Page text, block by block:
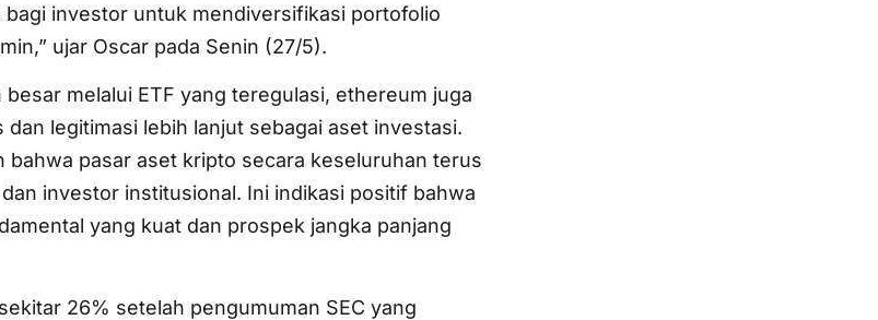
investor untuk mendiversifikasi portofolio
ujar Oscar pada Senin (27/5).
melalui ETF yang teregulasi, ethereum juga
legitimasi lebih lanjut sebagai aset investasi.
bahwa pasar aset kripto secara keseluruhan terus
investor institusional. Ini indikasi positif bahwa
yang kuat dan prospek jangka panjang
26% setelah pengumuman SEC yang